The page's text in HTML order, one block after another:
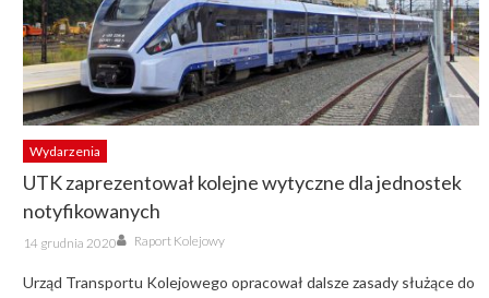
Wydarzenia
UTK zaprezentował kolejne wytyczne dla jednostek
notyfikowanych
Posted
on
14 grudnia 2020 Author
Raport Kolejowy
Urząd Transportu Kolejowego opracował dalsze zasady służące do